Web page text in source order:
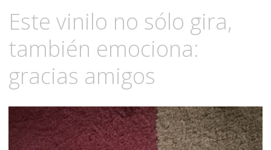
al
Este vinilo no sólo gira,
también emociona:
gracias amigos